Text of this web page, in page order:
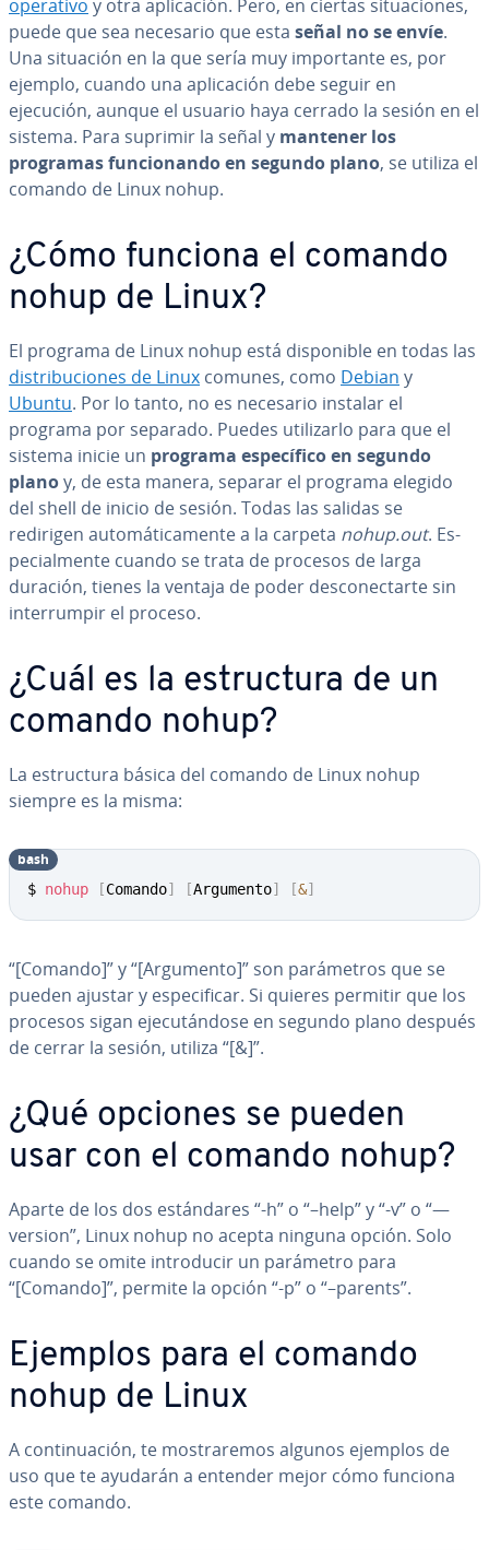
operativo y otra apli­ca­ción. Pero, en ciertas si­tua­cio­nes,
puede que sea necesario que esta señal no se envíe.
Una situación en la que sería muy im­po­r­ta­n­te es, por
ejemplo, cuando una apli­ca­ción debe seguir en
ejecución, aunque el usuario haya cerrado la sesión en el
sistema. Para suprimir la señal y mantener los
programas fu­n­cio­na­n­do en segundo plano, se utiliza el
comando de Linux nohup.
¿Cómo funciona el comando
nohup de Linux?
El programa de Linux nohup está di­s­po­ni­ble en todas las
di­s­tri­bu­cio­nes de Linux comunes, como Debian y
Ubuntu. Por lo tanto, no es necesario instalar el
programa por separado. Puedes uti­li­zar­lo para que el
sistema inicie un programa es­pe­cí­fi­co en segundo
planoy, de esta manera, separar el programa elegido
del shell de inicio de sesión. Todas las salidas se
redirigen au­to­má­ti­ca­me­n­te a la carpeta nohup.out. Es­
pe­cia­l­me­n­te cuando se trata de procesos de larga
duración, tienes la ventaja de poder de­s­co­ne­c­tar­te sin
in­te­rru­m­pir el proceso.
¿Cuál es la es­tru­c­tu­ra de un
comando nohup?
La es­tru­c­tu­ra básica del comando de Linux nohup
siempre es la misma:
$ nohup [Comando] [Argumento] [&]
bash
“[Comando]” y “[Argumento]” son pa­rá­me­tros que se
pueden ajustar y es­pe­ci­fi­car. Si quieres permitir que los
procesos sigan eje­cu­tá­n­do­se en segundo plano después
de cerrar la sesión, utiliza “[&]”.
¿Qué opciones se pueden
usar con el comando nohup?
Aparte de los dos es­tá­n­da­res “-h” o “–help” y “-v” o “—
version”, Linux nohup no acepta ninguna opción. Solo
cuando se omite in­tro­du­cir un parámetro para
“[Comando]”, permite la opción “-p” o “–parents”.
Ejemplos para el comando
nohup de Linux
A co­n­ti­nua­ción, te mo­s­tra­re­mos algunos ejemplos de
uso que te ayudarán a entender mejor cómo funciona
este comando.